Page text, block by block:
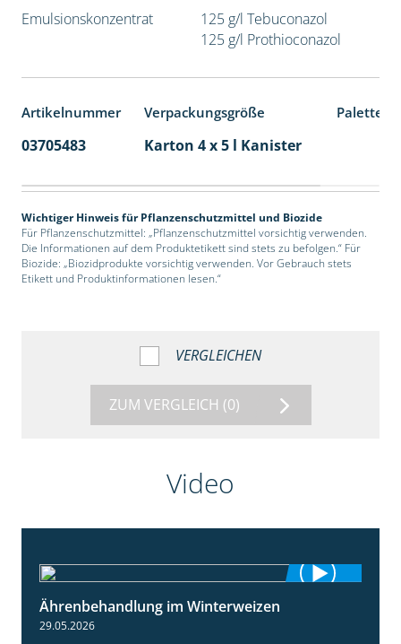
Emulsionskonzentrat
125 g/l Tebuconazol
125 g/l Prothioconazol
Artikelnummer Verpackungsgröße
03705483 Karton 4 x 5 l Kanister
Wichtiger Hinweis für Pflanzenschutzmittel und Biozide
Für Pflanzenschutzmittel: „Pflanzenschutzmittel vorsichtig verwenden.
Die Informationen auf dem Produktetikett sind stets zu befolgen.“ Für
Biozide: „Biozidprodukte vorsichtig verwenden. Vor Gebrauch stets
Etikett und Produktinformationen lesen.“
VERGLEICHEN
ZUM VERGLEICH (0)
Video
Ährenbehandlung im Winterweizen
29.05.2026